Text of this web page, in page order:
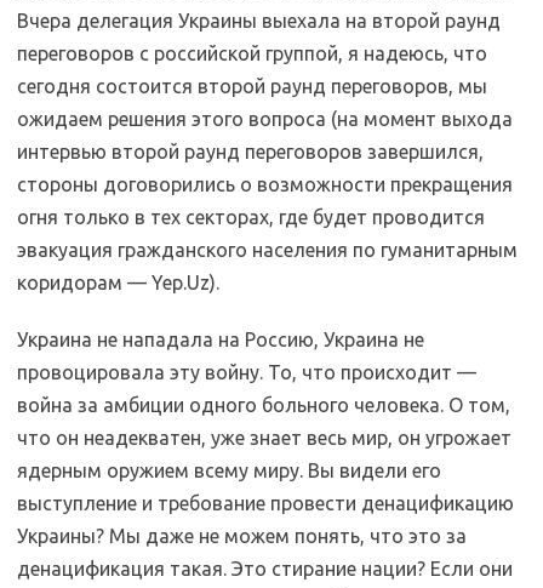
Вчера делегация Украины выехала на второй раунд
переговоров с российской группой, я надеюсь, что
сегодня состоится второй раунд переговоров, мы
ожидаем решения этого вопроса (на момент выхода
интервью второй раунд переговоров завершился,
стороны договорились о возможности прекращения
огня только в тех секторах, где будет проводится
эвакуация гражданского населения по гуманитарным
коридорам — Yep.Uz).
Украина не нападала на Россию, Украина не
провоцировала эту войну. То, что происходит —
война за амбиции одного больного человека. О том,
что он неадекватен, уже знает весь мир, он угрожает
ядерным оружием всему миру. Вы видели его
выступление и требование провести денацификацию
Украины? Мы даже не можем понять, что это за
денацификация такая. Это стирание нации? Если они